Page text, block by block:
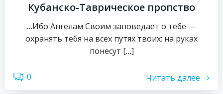
Кубанско-Таврическое пропство
…Ибо Ангелам Своим заповедает о тебе —
охранять тебя на всех путях твоих: на руках
понесут […]
0 Читать далее